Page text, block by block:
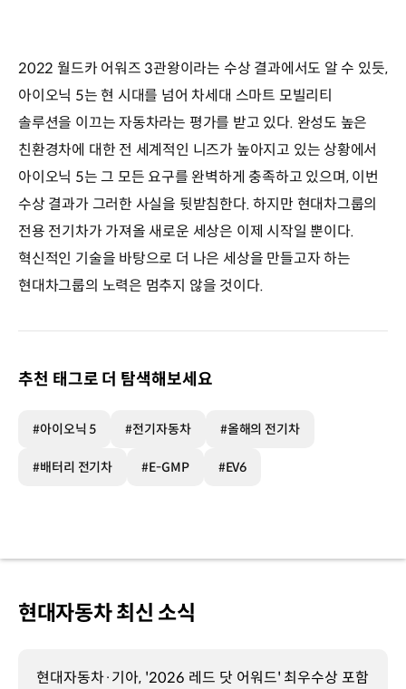
2022 월드카 어워즈 3관왕이라는 수상 결과에서도 알 수 있듯,
아이오닉 5는 현 시대를 넘어 차세대 스마트 모빌리티
솔루션을 이끄는 자동차라는 평가를 받고 있다. 완성도 높은
친환경차에 대한 전 세계적인 니즈가 높아지고 있는 상황에서
아이오닉 5는 그 모든 요구를 완벽하게 충족하고 있으며, 이번
수상 결과가 그러한 사실을 뒷받침한다. 하지만 현대차그룹의
전용 전기차가 가져올 새로운 세상은 이제 시작일 뿐이다.
혁신적인 기술을 바탕으로 더 나은 세상을 만들고자 하는
현대차그룹의 노력은 멈추지 않을 것이다.
추천 태그로 더 탐색해보세요
#아이오닉 5 #전기자동차 #올해의 전기차
#배터리 전기차 #E-GMP #EV6
현대자동차 최신 소식
현대자동차·기아, '2026 레드 닷 어워드' 최우수상 포함